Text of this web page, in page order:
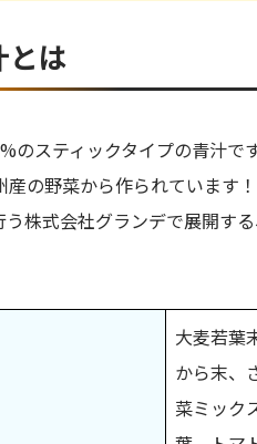
とは
のスティックタイプの青汁
の野菜から作られています
株式会社グランデで展開す
大麦若葉
から末、
菜ミック